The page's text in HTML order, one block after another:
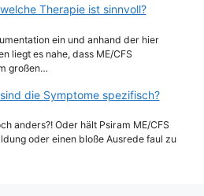
welche Therapie ist sinnvoll?
ein und anhand der hier
liegt es nahe, dass ME/CFS
großen…
sind die Symptome spezifisch?
anders?! Oder hält Psiram ME/CFS
oder einen bloße Ausrede faul zu